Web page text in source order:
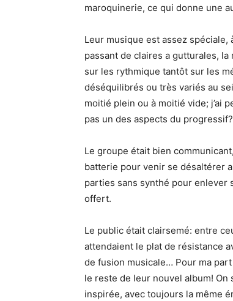
maroquinerie, ce qui donne une
Leur musique est assez
passant de claires a gutturales,
sur les rythmique tantôt sur les
déséquilibrés ou très variés au
moitié plein ou à moitié vide; j’ai
pas un des aspects du progressif?
Le groupe était bien
batterie pour venir se désaltérer
parties sans synthé pour enlever
offert.
Le public était clairsemé: entre
attendaient le plat de résistance
de fusion musicale… Pour ma
le reste de leur nouvel album!
inspirée, avec toujours la même